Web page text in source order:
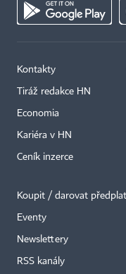
Kontakty
Tiráž redakce HN
Economia
Kariéra v HN
Ceník inzerce
Koupit / darovat
Eventy
Newslettery
RSS kanály